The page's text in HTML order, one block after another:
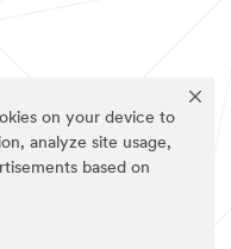
on your device to
analyze site usage,
based on